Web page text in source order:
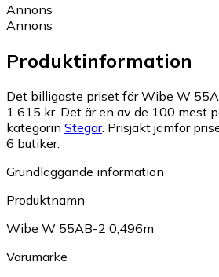
Annons
Annons
Produktinformation
Det billigaste priset för Wibe W
1 615 kr. Det är en av de 100 mest
kategorin Stegar. Prisjakt jämför
6 butiker.
Grundläggande information
Produktnamn
Wibe W 55AB-2 0,496m
Varumärke